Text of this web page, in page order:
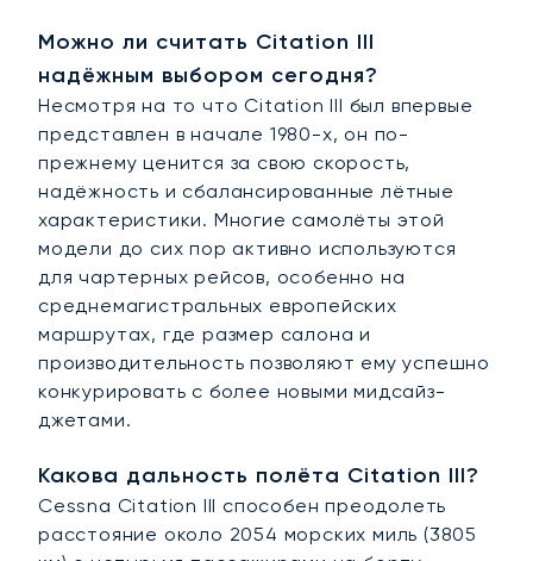
Можно ли считать Citation III
надёжным выбором сегодня?
Несмотря на то что Citation III был впервые
представлен в начале 1980-х, он по-
прежнему ценится за свою скорость,
надёжность и сбалансированные лётные
характеристики. Многие самолёты этой
модели до сих пор активно используются
для чартерных рейсов, особенно на
среднемагистральных европейских
маршрутах, где размер салона и
производительность позволяют ему успешно
конкурировать с более новыми мидсайз-
джетами.
Какова дальность полёта Citation III?
Cessna Citation III способен преодолеть
расстояние около 2054 морских миль (3805